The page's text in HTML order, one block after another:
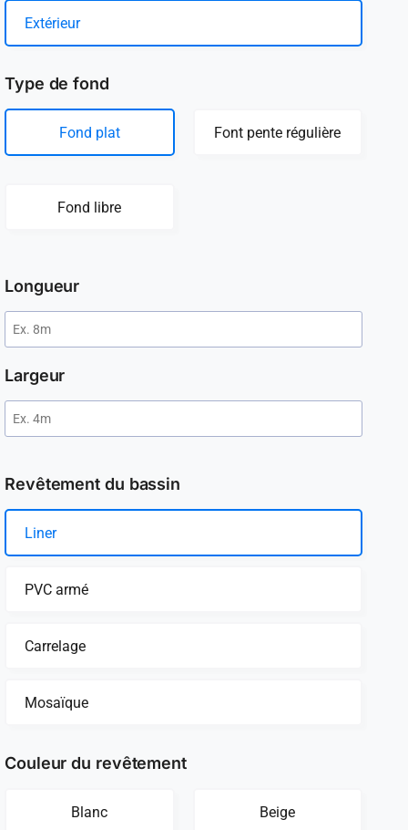
Extérieur
Type de fond
Fond plat Font pente régulière
Fond libre
Longueur
Largeur
Revêtement du bassin
Liner
PVC armé
Carrelage
Mosaïque
Couleur du revêtement
Blanc Beige